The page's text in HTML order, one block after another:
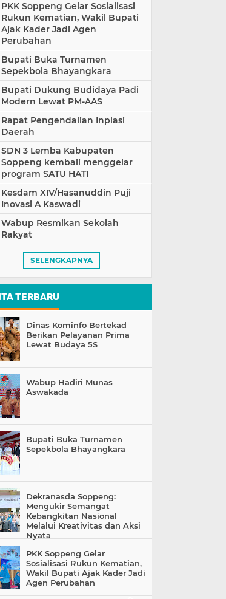
PKK Soppeng Gelar Sosialisasi
Rukun Kematian, Wakil Bupati
Ajak Kader Jadi Agen
Perubahan
Bupati Buka Turnamen
Sepekbola Bhayangkara
Bupati Dukung Budidaya Padi
Modern Lewat PM-AAS
Rapat Pengendalian Inplasi
Daerah
SDN 3 Lemba Kabupaten
Soppeng kembali menggelar
program SATU HATI
Kesdam XIV/Hasanuddin Puji
Inovasi A Kaswadi
Wabup Resmikan Sekolah
Rakyat
SELENGKAPNYA
TERBARU
Dinas Kominfo Bertekad
Berikan Pelayanan Prima
Lewat Budaya 5S
Wabup Hadiri Munas
Aswakada
Bupati Buka Turnamen
Sepekbola Bhayangkara
Dekranasda Soppeng:
Mengukir Semangat
Kebangkitan Nasional
Melalui Kreativitas dan Aksi
Nyata
PKK Soppeng Gelar
Sosialisasi Rukun Kematian,
Wakil Bupati Ajak Kader Jadi
Agen Perubahan